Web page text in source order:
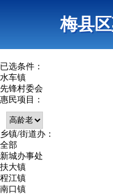
查询指引梅县
已选条件：
水车镇
先锋村委会
惠民项目：
乡镇/街道办：
全部
新城办事处
扶大镇
程江镇
南口镇